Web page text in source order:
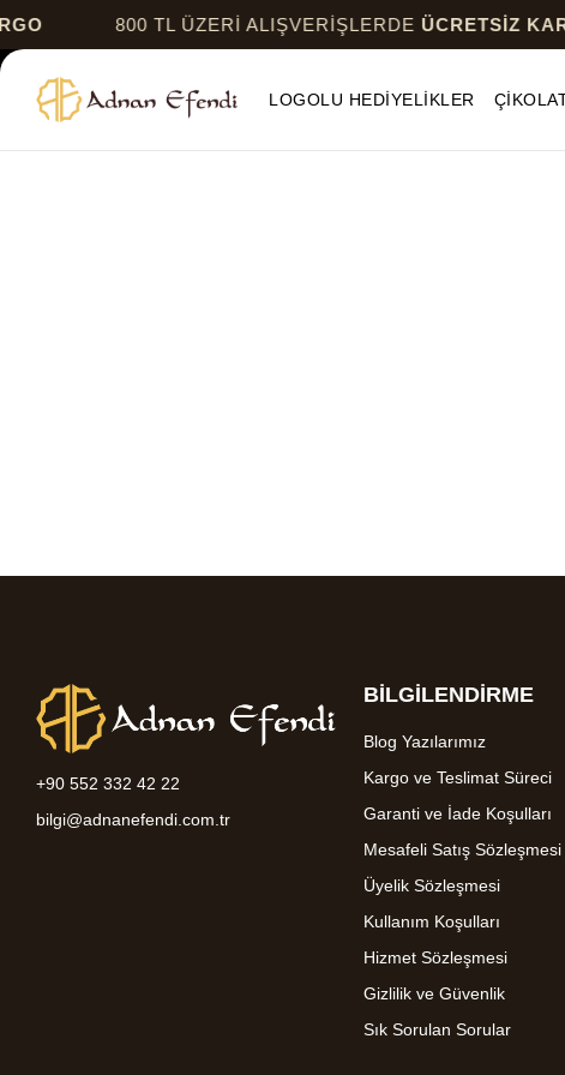
800 TL ÜZERİ ALIŞVERİŞLERDEÜCRETSİZ
LOGOLU HEDİYELİKLER
+90 552 332 42 22
bilgi@adnanefendi.com.tr
BİLGİLENDİRME
Blog Yazılarımız
Kargo ve Teslimat Süreci
Garanti ve İade Koşulları
Mesafeli Satış Sözleşmesi
Üyelik Sözleşmesi
Kullanım Koşulları
Hizmet Sözleşmesi
Gizlilik ve Güvenlik
Sık Sorulan Sorular